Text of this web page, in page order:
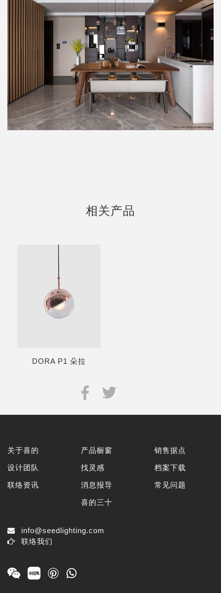
相关产品
DORA P1 朵拉
关于喜的
设计团队
联络资讯
产品橱窗
找灵感
消息报导
喜的三十
销售据点
档案下载
常见问题
info@seedlighting.com
联络我们